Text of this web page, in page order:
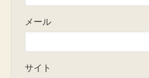
メール
サイト